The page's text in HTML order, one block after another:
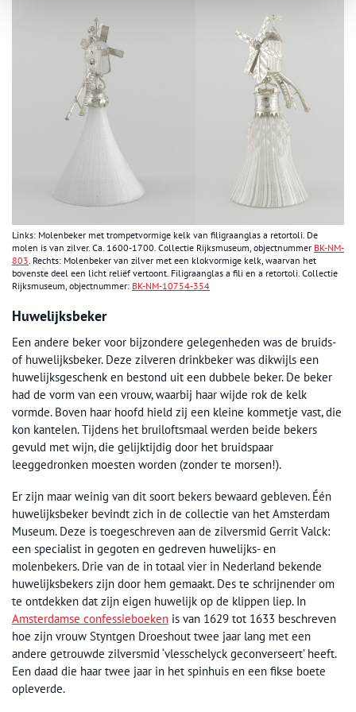
Links: Molenbeker met trompetvormige kelk van filigraanglas a retortoli. De
molen is van zilver. Ca. 1600-1700. Collectie Rijksmuseum, objectnummer BK-NM-
803 . Rechts: Molenbeker van zilver met een klokvormige kelk, waarvan het
bovenste deel een licht reliëf vertoont. Filigraanglas a fili en a retortoli. Collectie
Rijksmuseum, objectnummer: BK-NM-10754-354
Huwelijksbeker
Een andere beker voor bijzondere gelegenheden was de bruids-
of huwelijksbeker. Deze zilveren drinkbeker was dikwijls een
huwelijksgeschenk en bestond uit een dubbele beker. De beker
had de vorm van een vrouw, waarbij haar wijde rok de kelk
vormde. Boven haar hoofd hield zij een kleine kommetje vast, die
kon kantelen. Tijdens het bruiloftsmaal werden beide bekers
gevuld met wijn, die gelijktijdig door het bruidspaar
leeggedronken moesten worden (zonder te morsen!).
Er zijn maar weinig van dit soort bekers bewaard gebleven. Één
huwelijksbeker bevindt zich in de collectie van het Amsterdam
Museum. Deze is toegeschreven aan de zilversmid Gerrit Valck:
een specialist in gegoten en gedreven huwelijks- en
molenbekers. Drie van de in totaal vier in Nederland bekende
huwelijksbekers zijn door hem gemaakt. Des te schrijnender om
te ontdekken dat zijn eigen huwelijk op de klippen liep. In
Amsterdamse confessieboeken is van 1629 tot 1633 beschreven
hoe zijn vrouw Styntgen Droeshout twee jaar lang met een
andere getrouwde zilversmid ‘vlesschelyck geconverseert’ heeft.
Een daad die haar twee jaar in het spinhuis en een fikse boete
opleverde.